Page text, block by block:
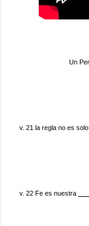
Un
v. 21 la regla no es
v. 22 Fe es nuestra